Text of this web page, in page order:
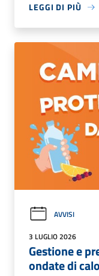
LEGGI DI PIÙ
AVVISI
3 LUGLIO 2026
Gestione e
ondate di